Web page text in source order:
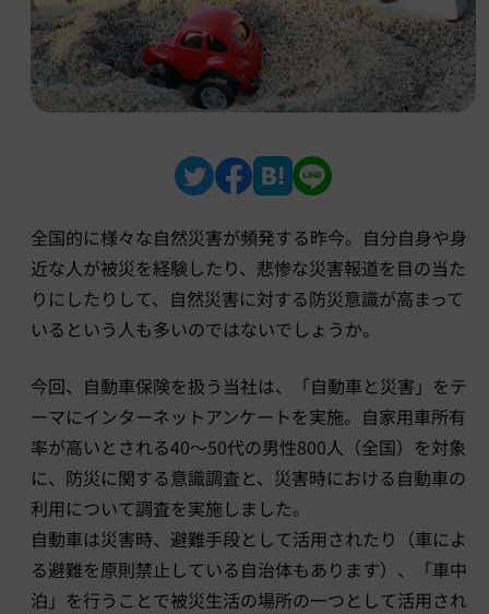
全国的に様々な自然災害が頻発する昨今。自分自身や身
近な人が被災を経験したり、悲惨な災害報道を目の当た
りにしたりして、自然災害に対する防災意識が高まって
いるという人も多いのではないでしょうか。
今回、自動車保険を扱う当社は、「自動車と災害」をテ
ーマにインターネットアンケートを実施。自家用車所有
率が高いとされる40〜50代の男性800人（全国）を対象
に、防災に関する意識調査と、災害時における自動車の
利用について調査を実施しました。
自動車は災害時、避難手段として活用されたり（車によ
る避難を原則禁止している自治体もあります）、「車中
泊」を行うことで被災生活の場所の一つとして活用され